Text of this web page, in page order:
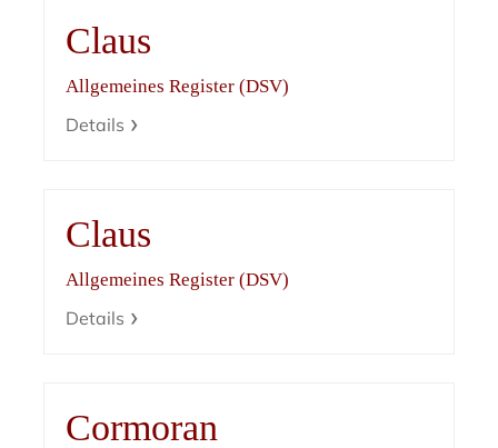
Claus
Allgemeines Register (DSV)
Details
Claus
Allgemeines Register (DSV)
Details
Cormoran